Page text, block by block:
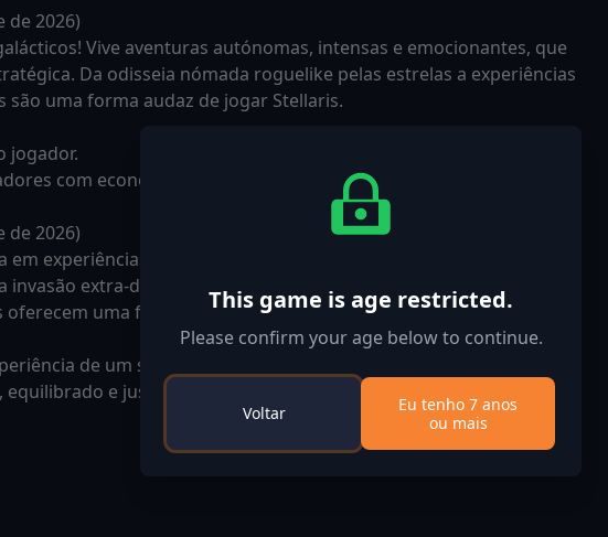
de 2026)
Vive aventuras autónomas, intensas e emocionantes, que
Da odisseia nómada roguelike pelas estrelas a experiências
uma forma audaz de jogar Stellaris.
jogador.
com economia simplificada.
de 2026)
experiências autónomas e intensas, criadas para testar a tua
extra-dimensional, ou entres em competição com amigos
uma forma nova de jogar Stellaris.
de um só jogador.
e justo, onde podes desafiar os teus amigos.
This game is age restricted.
Please confirm your age below to continue.
Voltar
Eu tenho 7 anos
ou mais